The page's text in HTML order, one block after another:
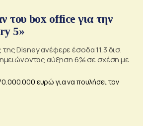
του box office για την
5»
Disney ανέφερε έσοδα 11,3 δισ.
αύξηση 6% σε σχέση με